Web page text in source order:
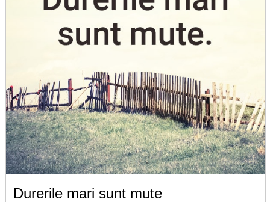
Durerile mari sunt mute